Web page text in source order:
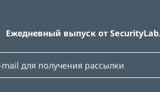
Ежедневный выпуск от